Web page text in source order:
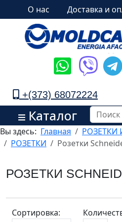
О нас Доставка и
+(373) 68072224
Каталог
Вы здесь: Главная
РОЗЕТКИ
РОЗЕТКИ
Розетки
РОЗЕТКИ
Сортировка: